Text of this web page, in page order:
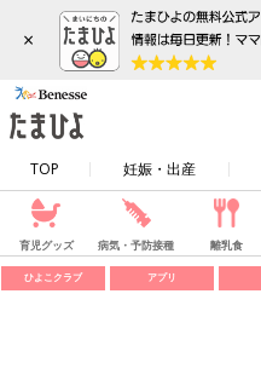
×
TOP 妊娠・出産
育児グッズ 病気・予防接種 離乳食
ひよこクラブ アプリ